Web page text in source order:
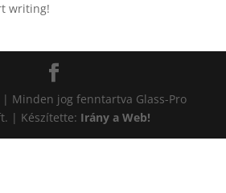
writing!
Minden jog fenntartva Glass-Pro
| Készítette: Irány a Web!